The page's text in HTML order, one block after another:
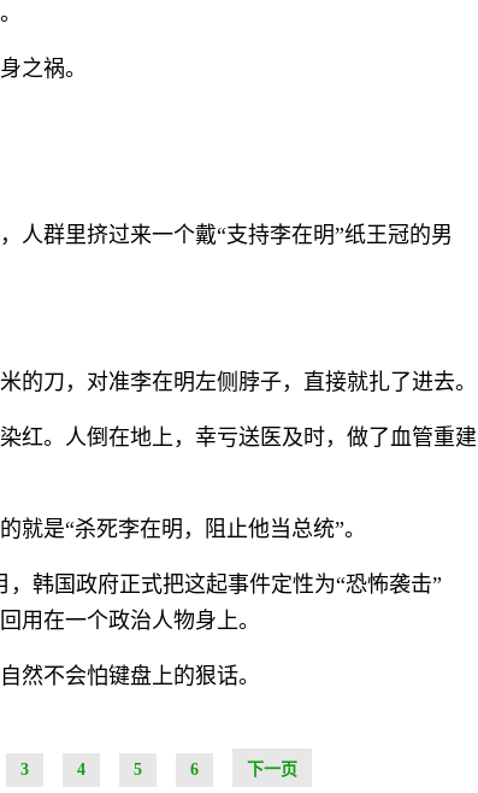
之祸。
人群里挤过来一个戴“支持李在明”纸王冠的男
的刀，对准李在明左侧脖子，直接就扎了进去。
红。人倒在地上，幸亏送医及时，做了血管重建
就是“杀死李在明，阻止他当总统”。
韩国政府正式把这起事件定性为“恐怖袭击”
在一个政治人物身上。
不会怕键盘上的狠话。
3 4 5 6 下一页